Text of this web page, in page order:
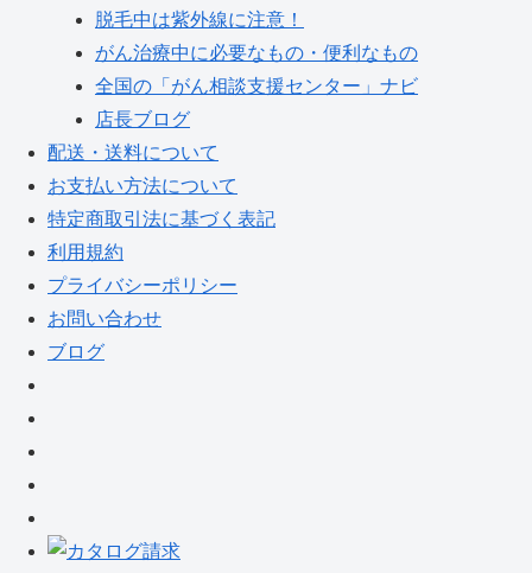
脱毛中は紫外線に注意！
がん治療中に必要なもの・便利なもの
全国の「がん相談支援センター」ナビ
店長ブログ
配送・送料について
お支払い方法について
特定商取引法に基づく表記
利用規約
プライバシーポリシー
お問い合わせ
ブログ